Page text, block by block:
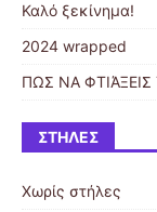
Καλό ξεκίνημα!
2024 wrapped
ΠΩΣ ΝΑ ΦΤΙΆΞΕΙΣ
ΣΤΉΛΕΣ
Χωρίς στήλες